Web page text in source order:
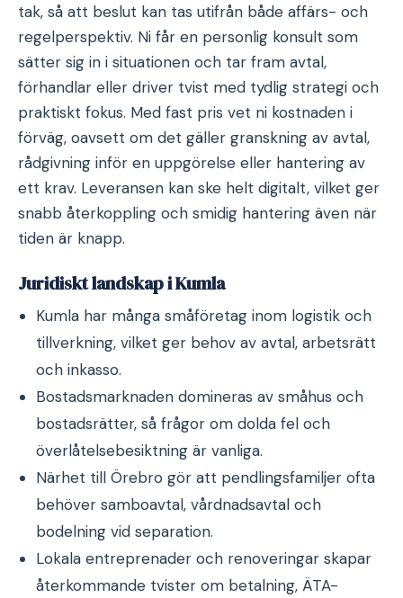
tak, så att beslut kan tas utifrån både affärs- och
regelperspektiv. Ni får en personlig konsult som
sätter sig in i situationen och tar fram avtal,
förhandlar eller driver tvist med tydlig strategi och
praktiskt fokus. Med fast pris vet ni kostnaden i
förväg, oavsett om det gäller granskning av avtal,
rådgivning inför en uppgörelse eller hantering av
ett krav. Leveransen kan ske helt digitalt, vilket ger
snabb återkoppling och smidig hantering även när
tiden är knapp.
Juridiskt landskap i Kumla
Kumla har många småföretag inom logistik och
tillverkning, vilket ger behov av avtal, arbetsrätt
och inkasso.
Bostadsmarknaden domineras av småhus och
bostadsrätter, så frågor om dolda fel och
överlåtelsebesiktning är vanliga.
Närhet till Örebro gör att pendlingsfamiljer ofta
behöver samboavtal, vårdnadsavtal och
bodelning vid separation.
Lokala entreprenader och renoveringar skapar
återkommande tvister om betalning, ÄTA-